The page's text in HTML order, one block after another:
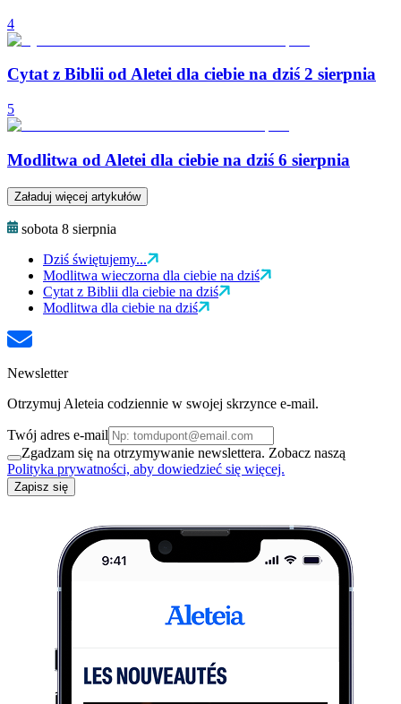
4
Cytat z Biblii od Aletei dla ciebie na dziś 2 sierpnia
5
Modlitwa od Aletei dla ciebie na dziś 6 sierpnia
Załaduj więcej artykułów
sobota 8 sierpnia
Dziś świętujemy...
Modlitwa wieczorna dla ciebie na dziś
Cytat z Biblii dla ciebie na dziś
Modlitwa dla ciebie na dziś
Newsletter
Otrzymuj Aleteia codziennie w swojej skrzynce e-mail.
Twój adres e-mail
Zgadzam się na otrzymywanie newslettera. Zobacz naszą
Polityka prywatności, aby dowiedzieć się więcej.
Zapisz się